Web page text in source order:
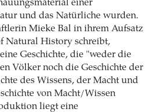
einer
und das Natürliche wurden.
Mieke Bal in ihrem Aufsatz
Natural History schreibt,
Geschichte, die "weder die
Völker noch die Geschichte der
des Wissens, der Macht und
von Macht/Wissen
liegt eine